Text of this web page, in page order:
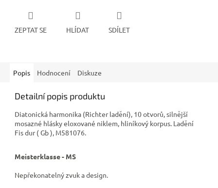
ZEPTAT SE HLÍDAT SDÍLET
Popis Hodnocení Diskuze
Detailní popis produktu
Diatonická harmonika (Richter ladění), 10 otvorů, silnější
mosazné hlásky eloxované niklem, hliníkový korpus. Ladění
Fis dur ( Gb ), M581076.
Meisterklasse - MS
Nepřekonatelný zvuk a design.